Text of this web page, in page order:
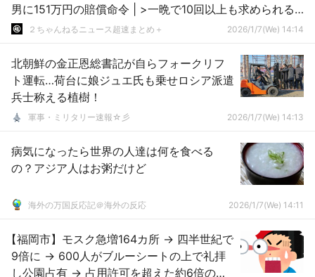
男に151万円の賠償命令 | >一晩で10回以上も求められる
ことがあり、
２ちゃんねるニュース超速まとめ＋ 2026/1/7(We) 14:14
北朝鮮の金正恩総書記が自らフォークリフ
ト運転…荷台に娘ジュエ氏も乗せロシア派遣
兵士称える植樹！
軍事・ミリタリー速報☆彡 2026/1/7(We) 14:13
病気になったら世界の人達は何を食べる
の？アジア人はお粥だけど
海外の万国反応記＠海外の反応 2026/1/7(We) 14:11
【福岡市】モスク急増164カ所 → 四半世紀で
9倍に → 600人がブルーシートの上で礼拝
し公園占有 → 占用許可を超えた約6倍の面